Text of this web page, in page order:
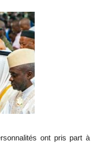
ont pris part à